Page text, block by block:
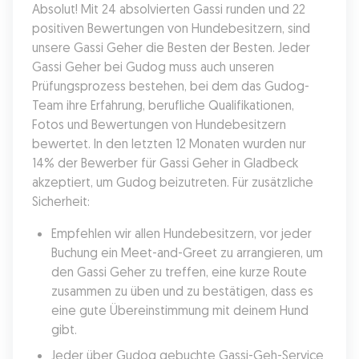
Absolut! Mit 24 absolvierten Gassi runden und 22
positiven Bewertungen von Hundebesitzern, sind
unsere Gassi Geher die Besten der Besten. Jeder
Gassi Geher bei Gudog muss auch unseren
Prüfungsprozess bestehen, bei dem das Gudog-
Team ihre Erfahrung, berufliche Qualifikationen,
Fotos und Bewertungen von Hundebesitzern
bewertet. In den letzten 12 Monaten wurden nur
14% der Bewerber für Gassi Geher in Gladbeck
akzeptiert, um Gudog beizutreten. Für zusätzliche
Sicherheit:
Empfehlen wir allen Hundebesitzern, vor jeder
Buchung ein Meet-and-Greet zu arrangieren, um
den Gassi Geher zu treffen, eine kurze Route
zusammen zu üben und zu bestätigen, dass es
eine gute Übereinstimmung mit deinem Hund
gibt.
Jeder über Gudog gebuchte Gassi-Geh-Service